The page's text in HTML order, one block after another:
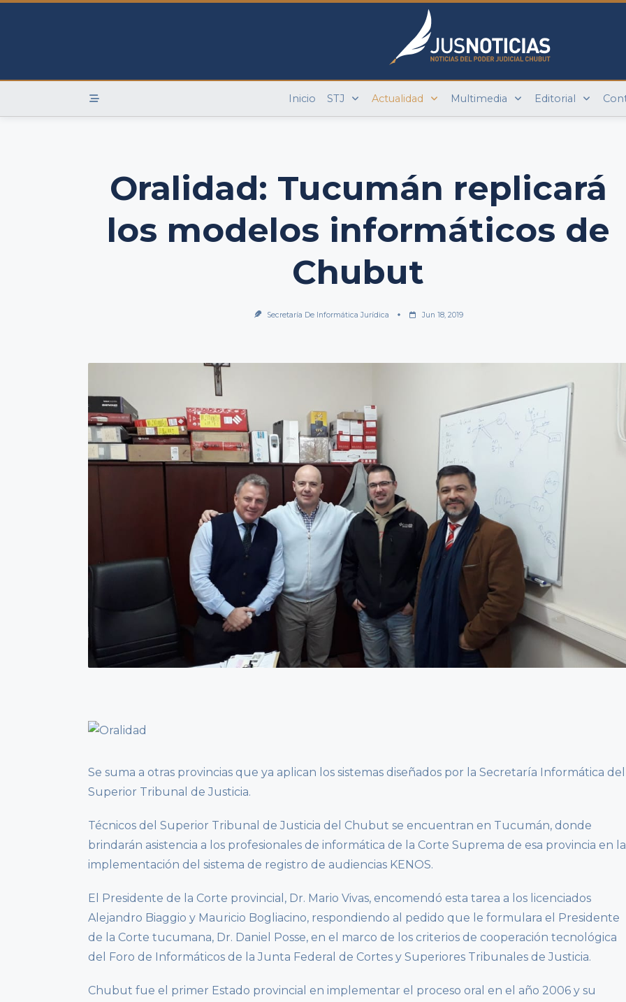
Skip
Inicio STJ Actualidad Multimedia Editorial
Oralidad: Tucumán replicará
los modelos informáticos de
Chubut
Secretaría De Informática Jurídica Jun 18, 2019
Se suma a otras provincias que ya aplican los sistemas diseñados por la Secretaría Informática del
Superior Tribunal de Justicia.
Técnicos del Superior Tribunal de Justicia del Chubut se encuentran en Tucumán, donde
brindarán asistencia a los profesionales de informática de la Corte Suprema de esa provincia en la
implementación del sistema de registro de audiencias KENOS.
El Presidente de la Corte provincial, Dr. Mario Vivas, encomendó esta tarea a los licenciados
Alejandro Biaggio y Mauricio Bogliacino, respondiendo al pedido que le formulara el Presidente
de la Corte tucumana, Dr. Daniel Posse, en el marco de los criterios de cooperación tecnológica
del Foro de Informáticos de la Junta Federal de Cortes y Superiores Tribunales de Justicia.
Chubut fue el primer Estado provincial en implementar el proceso oral en el año 2006 y su